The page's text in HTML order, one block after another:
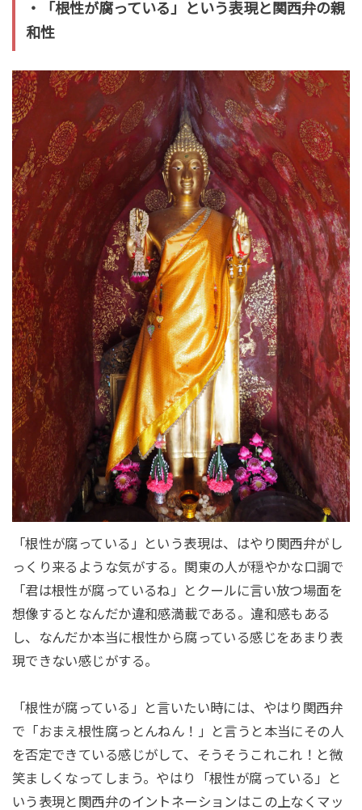
・「根性が腐っている」という表現と関西弁の親
和性
「根性が腐っている」という表現は、はやり関西弁がし
っくり来るような気がする。関東の人が穏やかな口調で
「君は根性が腐っているね」とクールに言い放つ場面を
想像するとなんだか違和感満載である。違和感もある
し、なんだか本当に根性から腐っている感じをあまり表
現できない感じがする。
「根性が腐っている」と言いたい時には、やはり関西弁
で「おまえ根性腐っとんねん！」と言うと本当にその人
を否定できている感じがして、そうそうこれこれ！と微
笑ましくなってしまう。やはり「根性が腐っている」と
いう表現と関西弁のイントネーションはこの上なくマッ